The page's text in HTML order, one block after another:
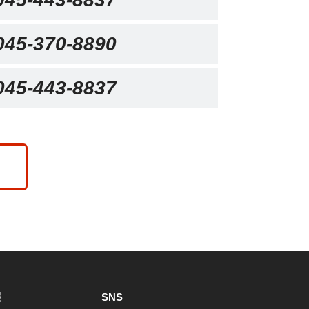
370-8890
443-8837
SNS